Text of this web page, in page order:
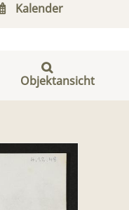
Kalender
Objektansicht